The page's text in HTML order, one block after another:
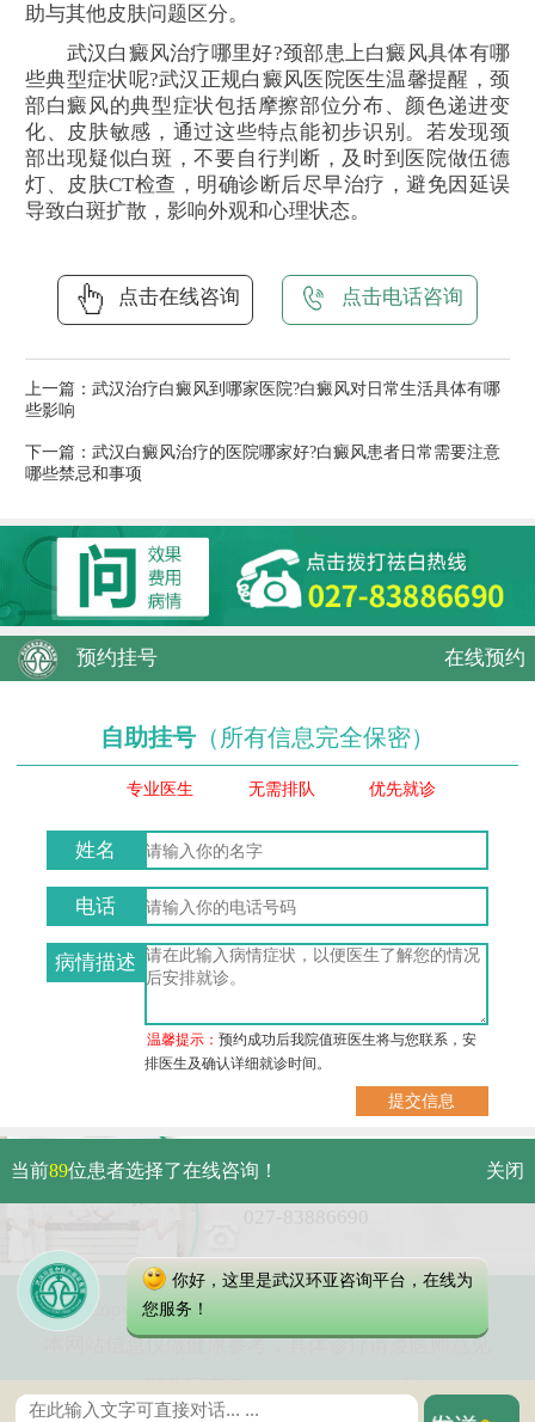
助与其他皮肤问题区分。
武汉白癜风治疗哪里好?颈部患上白癜风具体有哪
些典型症状呢?武汉正规白癜风医院医生温馨提醒，颈
部白癜风的典型症状包括摩擦部位分布、颜色递进变
化、皮肤敏感，通过这些特点能初步识别。若发现颈
部出现疑似白斑，不要自行判断，及时到医院做伍德
灯、皮肤CT检查，明确诊断后尽早治疗，避免因延误
导致白斑扩散，影响外观和心理状态。
点击在线咨询 点击电话咨询
上一篇： 武汉治疗白癜风到哪家医院?白癜风对日常生活具体有哪
些影响
下一篇： 武汉白癜风治疗的医院哪家好?白癜风患者日常需要注意
哪些禁忌和事项
预约挂号 在线预约
自助挂号 （所有信息完全保密）
专业医生 无需排队 优先就诊
姓名
电话
病情描述
温馨提示：预约成功后我院值班医生将与您联系，安
排医生及确认详细就诊时间。
武汉市硚口区解放大道479号
免费电话：
Copyright 2023 武汉环亚中医白癜风医院
本网站信息仅做健康参考，具体诊疗请遵医师意见
当前89位患者选择了在线咨询！ 关闭
你好，这里是武汉环亚咨询平台，在线为
您服务！